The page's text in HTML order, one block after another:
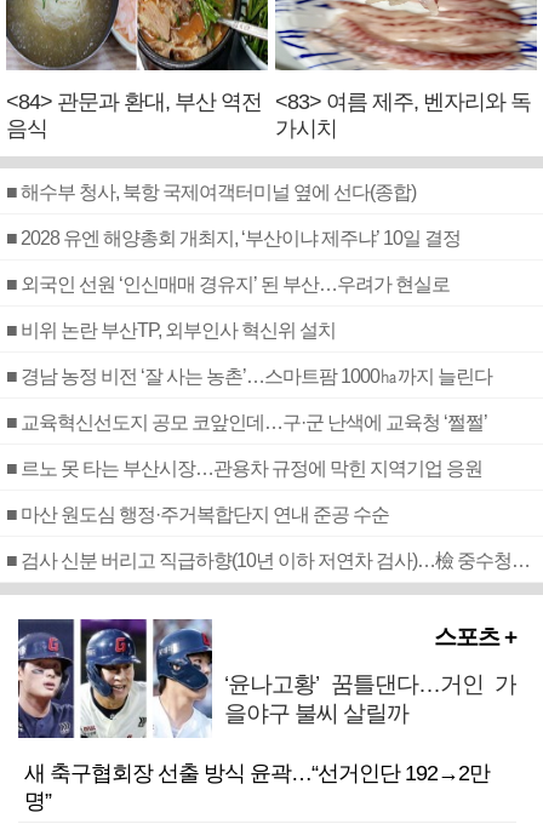
<84> 관문과 환대, 부산 역전
음식
<83> 여름 제주, 벤자리와 독
가시치
■ 해수부 청사, 북항 국제여객터미널 옆에 선다(종합)
■ 2028 유엔 해양총회 개최지, ‘부산이냐 제주냐’ 10일 결정
■ 외국인 선원 ‘인신매매 경유지’ 된 부산…우려가 현실로
■ 비위 논란 부산TP, 외부인사 혁신위 설치
■ 경남 농정 비전 ‘잘 사는 농촌’…스마트팜 1000㏊까지 늘린다
■ 교육혁신선도지 공모 코앞인데…구·군 난색에 교육청 ‘쩔쩔’
■ 르노 못 타는 부산시장…관용차 규정에 막힌 지역기업 응원
■ 마산 원도심 행정·주거복합단지 연내 준공 수순
■ 검사 신분 버리고 직급하향(10년 이하 저연차 검사)…檢 중수청행 기피
스포츠 +
‘윤나고황’ 꿈틀댄다…거인 가
을야구 불씨 살릴까
새 축구협회장 선출 방식 윤곽…“선거인단 192→2만
명”